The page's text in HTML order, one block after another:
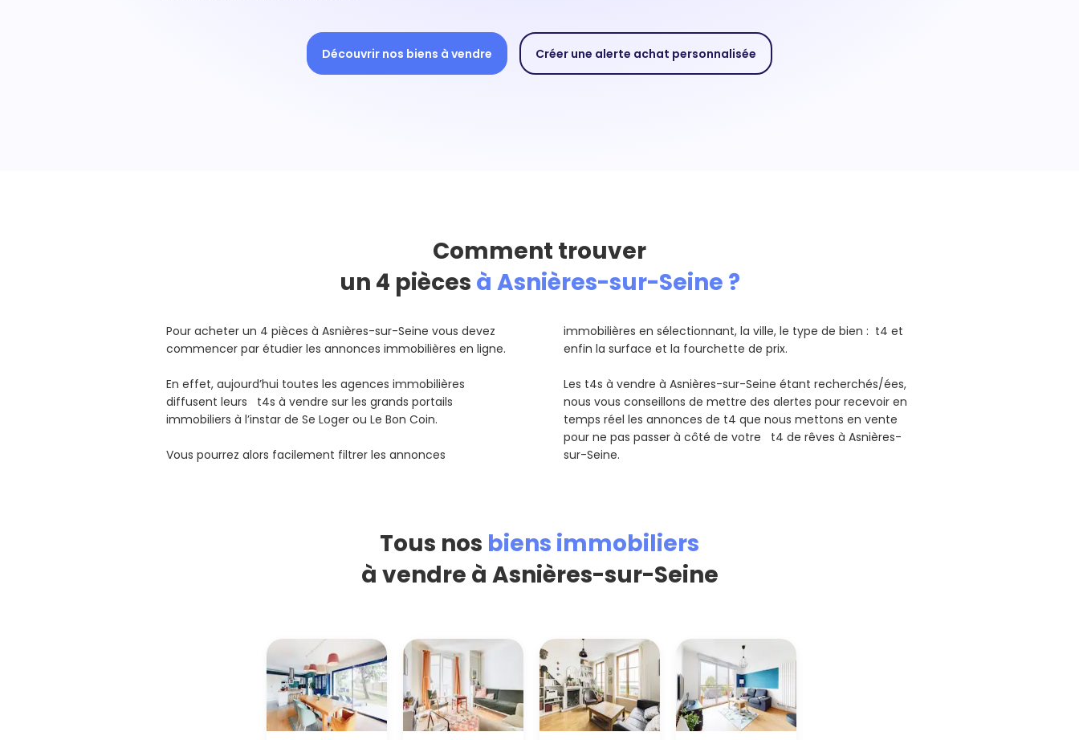
Découvrir nos biens à vendre Créer une alerte achat personnalisée
Comment trouver
un 4 pièces à Asnières-sur-Seine ?
Pour acheter un 4 pièces à Asnières-sur-Seine vous devez
commencer par étudier les annonces immobilières en ligne.
En effet, aujourd’hui toutes les agences immobilières
diffusent leurs t4s à vendre sur les grands portails
immobiliers à l’instar de Se Loger ou Le Bon Coin.
Vous pourrez alors facilement filtrer les annonces
immobilières en sélectionnant, la ville, le type de bien : t4 et
enfin la surface et la fourchette de prix.
Les t4s à vendre à Asnières-sur-Seine étant recherchés/ées,
nous vous conseillons de mettre des alertes pour recevoir en
temps réel les annonces de t4 que nous mettons en vente
pour ne pas passer à côté de votre t4 de rêves à Asnières-
sur-Seine.
Tous nos biens immobiliers
à vendre à Asnières-sur-Seine